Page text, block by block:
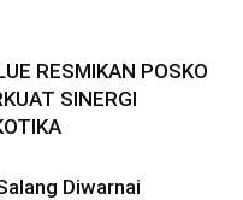
RESMIKAN POSKO
SINERGI
Diwarnai